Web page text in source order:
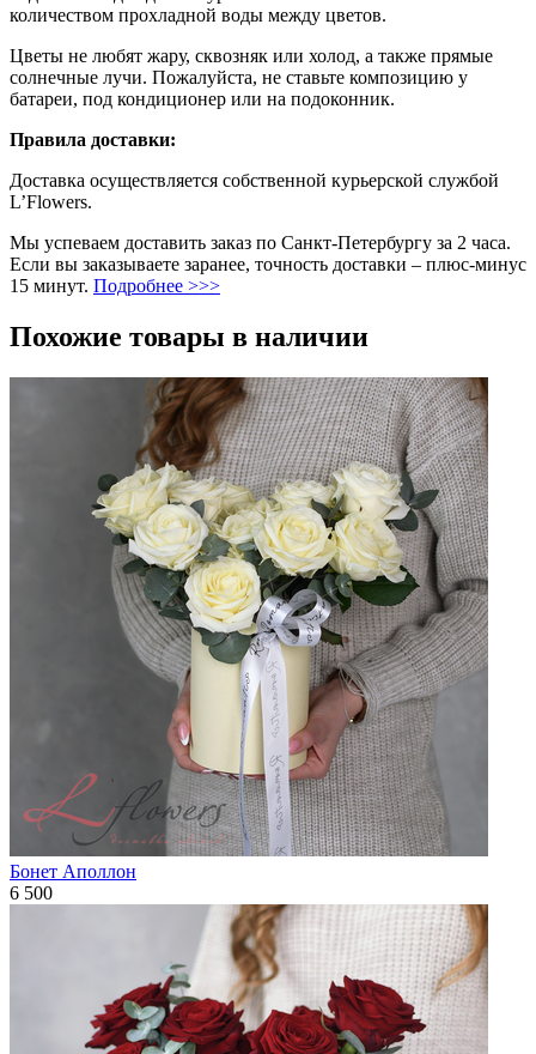
количеством прохладной воды между цветов.
Цветы не любят жару, сквозняк или холод, а также прямые
солнечные лучи. Пожалуйста, не ставьте композицию у
батареи, под кондиционер или на подоконник.
Правила доставки:
Доставка осуществляется собственной курьерской службой
L’Flowers.
Мы успеваем доставить заказ по Санкт-Петербургу за 2 часа.
Если вы заказываете заранее, точность доставки – плюс-минус
15 минут. Подробнее >>>
Похожие товары в наличии
Бонет Аполлон
6 500